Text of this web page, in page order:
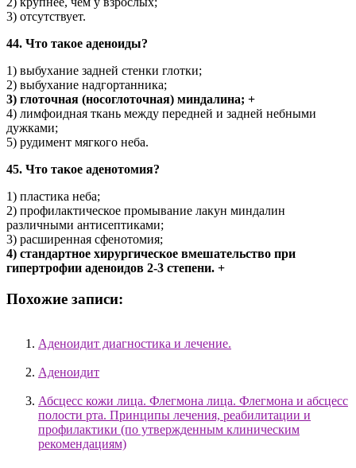
3) отсутствует.
44. Что такое аденоиды?
1) выбухание задней стенки глотки;
2) выбухание надгортанника;
3) глоточная (носоглоточная) миндалина; +
4) лимфоидная ткань между передней и задней небными
дужками;
5) рудимент мягкого неба.
45. Что такое аденотомия?
1) пластика неба;
2) профилактическое промывание лакун миндалин
различными антисептиками;
3) расширенная сфенотомия;
4) стандартное хирургическое вмешательство при
гипертрофии аденоидов 2-3 степени. +
Похожие записи:
Аденоидит диагностика и лечение.
Аденоидит
Абсцесс кожи лица. Флегмона лица. Флегмона и абсцесс
полости рта. Принципы лечения, реабилитации и
профилактики (по утвержденным клиническим
рекомендациям)